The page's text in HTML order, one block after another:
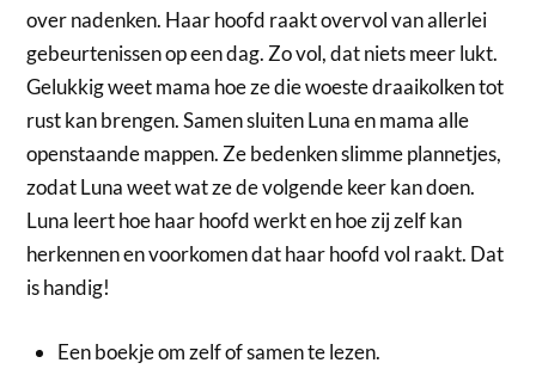
over nadenken. Haar hoofd raakt overvol van allerlei
gebeurtenissen op een dag. Zo vol, dat niets meer lukt.
Gelukkig weet mama hoe ze die woeste draaikolken tot
rust kan brengen. Samen sluiten Luna en mama alle
openstaande mappen. Ze bedenken slimme plannetjes,
zodat Luna weet wat ze de volgende keer kan doen.
Luna leert hoe haar hoofd werkt en hoe zij zelf kan
herkennen en voorkomen dat haar hoofd vol raakt. Dat
is handig!
Een boekje om zelf of samen te lezen.